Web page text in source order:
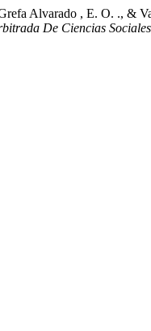
Alvarado , E. O. .,
De Ciencias